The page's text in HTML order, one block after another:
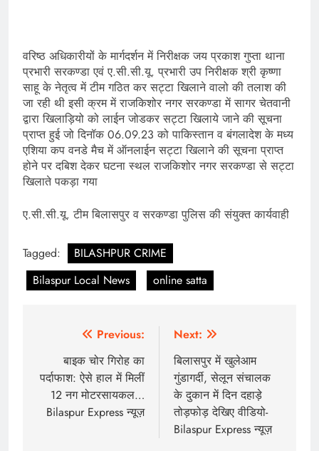
वरिष्ठ अधिकारीयों के मार्गदर्शन में निरीक्षक जय प्रकाश गुप्ता थाना
प्रभारी सरकण्डा एवं ए.सी.सी.यू. प्रभारी उप निरीक्षक श्री कृष्णा
साहू के नेतृत्व में टीम गठित कर सट्टा खिलाने वालो की तलाश की
जा रही थी इसी क्रम में राजकिशोर नगर सरकण्डा में सागर चेतवानी
द्वारा खिलाड़ियो को लाईन जोडकर सट्टा खिलाये जाने की सूचना
प्राप्त हुई जो दिनॉक 06.09.23 को पाकिस्तान व बंगलादेश के मध्य
एशिया कप वनडे मैच में ऑनलाईन सट्टा खिलाने की सूचना प्राप्त
होने पर दबिश देकर घटना स्थल राजकिशोर नगर सरकण्डा से सट्टा
खिलाते पकड़ा गया
ए.सी.सी.यू. टीम बिलासपुर व सरकण्डा पुलिस की संयुक्त कार्यवाही
Tagged:
BILASHPUR CRIME
Bilaspur Local News
online satta
navigation
Previous:
बाइक चोर गिरोह का
पर्दाफाश: ऐसे हाल में मिलीं
12 नग मोटरसायकल…
Bilaspur Express न्यूज़
Next:
बिलासपुर में खुलेआम
गुंडागर्दी, सेलून संचालक
के दुकान में दिन दहाड़े
तोड़फोड़ देखिए वीडियो-
Bilaspur Express न्यूज़